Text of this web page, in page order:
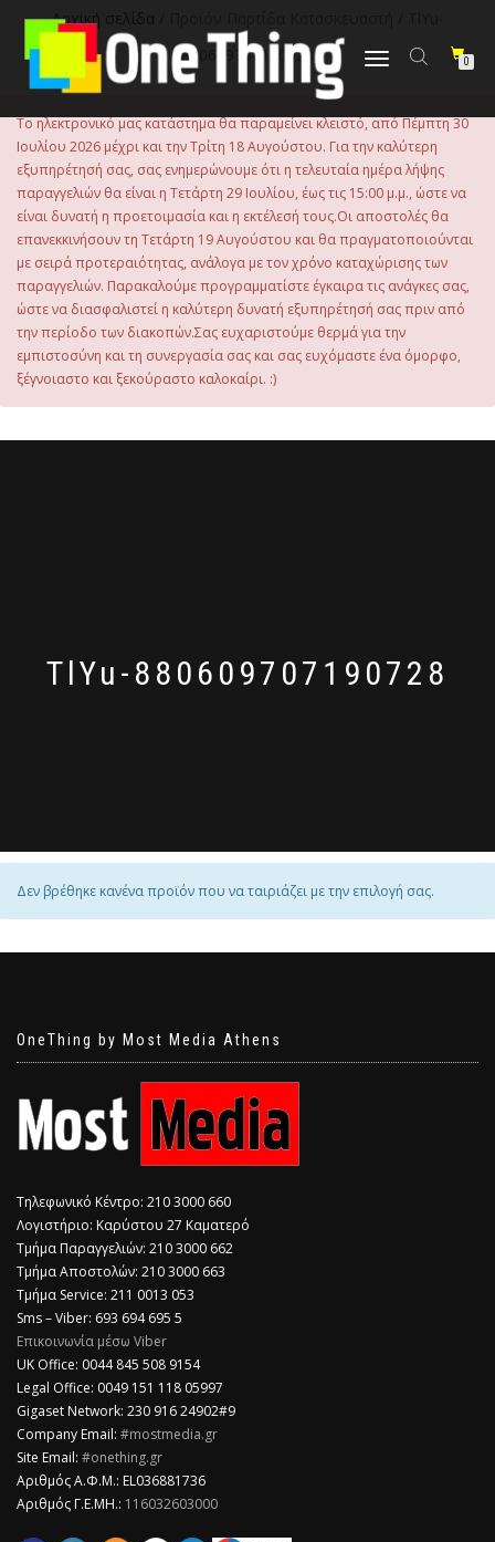
περιεχόμενο
Εναλλαγή
0
Αρχική σελίδα
880609707190728
Το ηλεκτρονικό μας κατάστημα θα παραμείνει κλειστό, από Πέμπτη 30
Ιουλίου 2026 μέχρι και την Τρίτη 18 Αυγούστου. Για την καλύτερη
εξυπηρέτησή σας, σας ενημερώνουμε ότι η τελευταία ημέρα λήψης
παραγγελιών θα είναι η Τετάρτη 29 Ιουλίου, έως τις 15:00 μ.μ., ώστε να
είναι δυνατή η προετοιμασία και η εκτέλεσή τους.Οι αποστολές θα
επανεκκινήσουν τη Τετάρτη 19 Αυγούστου και θα πραγματοποιούνται
με σειρά προτεραιότητας, ανάλογα με τον χρόνο καταχώρισης των
παραγγελιών. Παρακαλούμε προγραμματίστε έγκαιρα τις ανάγκες σας,
ώστε να διασφαλιστεί η καλύτερη δυνατή εξυπηρέτησή σας πριν από
την περίοδο των διακοπών.Σας ευχαριστούμε θερμά για την
εμπιστοσύνη και τη συνεργασία σας και σας ευχόμαστε ένα όμορφο,
ξέγνοιαστο και ξεκούραστο καλοκαίρι. :)
TlYu-880609707190728
Δεν βρέθηκε κανένα προϊόν που να ταιριάζει με την επιλογή σας.
OneThing by Most Media Athens
Τηλεφωνικό Κέντρο: 210 3000 660
Λογιστήριο: Καρύστου 27 Καματερό
Τμήμα Παραγγελιών: 210 3000 662
Τμήμα Αποστολών: 210 3000 663
Τμήμα Service: 211 0013 053
Sms – Viber: 693 694 695 5
Επικοινωνία μέσω Viber
​UK Office: 0044 845 508 9154
Legal Office: 0049 151 118 05997
Gigaset Network: 230 916 24902#9
Company Email: #mostmedia.gr
Site Email: #onething.gr
Αριθμός Α.Φ.Μ.: EL036881736
Αριθμός Γ.Ε.ΜΗ.: 116032603000